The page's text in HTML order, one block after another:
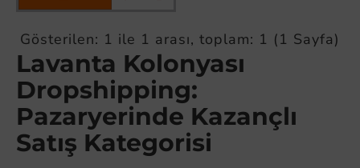
Gösterilen: 1 ile 1 arası, toplam: 1 (1 Sayfa)
Lavanta Kolonyası
Dropshipping:
Pazaryerinde Kazançlı
Satış Kategorisi